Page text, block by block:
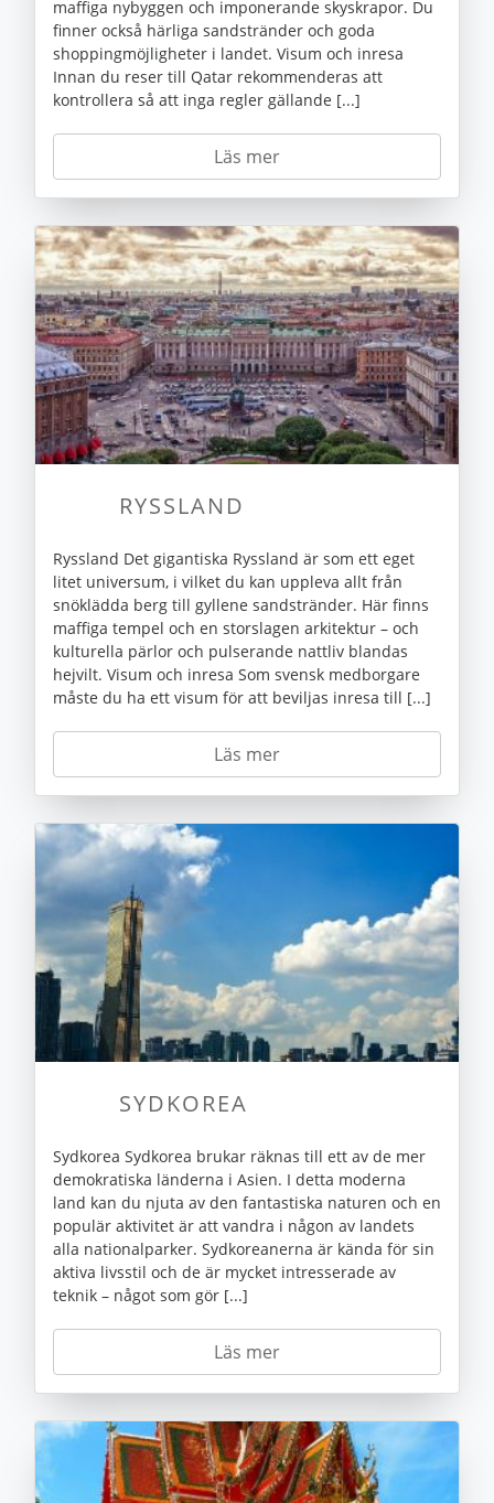
maffiga nybyggen och imponerande skyskrapor. Du
finner också härliga sandstränder och goda
shoppingmöjligheter i landet. Visum och inresa
Innan du reser till Qatar rekommenderas att
kontrollera så att inga regler gällande [...]
Läs mer
RYSSLAND
Ryssland Det gigantiska Ryssland är som ett eget
litet universum, i vilket du kan uppleva allt från
snöklädda berg till gyllene sandstränder. Här finns
maffiga tempel och en storslagen arkitektur – och
kulturella pärlor och pulserande nattliv blandas
hejvilt. Visum och inresa Som svensk medborgare
måste du ha ett visum för att beviljas inresa till [...]
Läs mer
SYDKOREA
Sydkorea Sydkorea brukar räknas till ett av de mer
demokratiska länderna i Asien. I detta moderna
land kan du njuta av den fantastiska naturen och en
populär aktivitet är att vandra i någon av landets
alla nationalparker. Sydkoreanerna är kända för sin
aktiva livsstil och de är mycket intresserade av
teknik – något som gör [...]
Läs mer